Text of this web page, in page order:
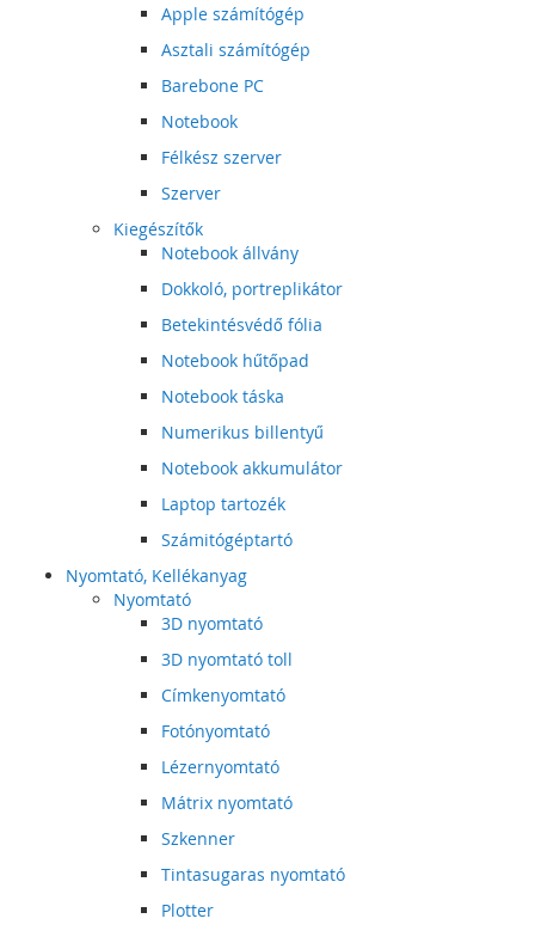
Apple számítógép
Asztali számítógép
Barebone PC
Notebook
Félkész szerver
Szerver
Kiegészítők
Notebook állvány
Dokkoló, portreplikátor
Betekintésvédő fólia
Notebook hűtőpad
Notebook táska
Numerikus billentyű
Notebook akkumulátor
Laptop tartozék
Számitógéptartó
Nyomtató, Kellékanyag
Nyomtató
3D nyomtató
3D nyomtató toll
Címkenyomtató
Fotónyomtató
Lézernyomtató
Mátrix nyomtató
Szkenner
Tintasugaras nyomtató
Plotter